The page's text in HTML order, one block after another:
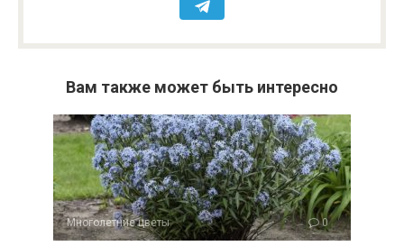
Вам также может быть интересно
Многолетние цветы 0